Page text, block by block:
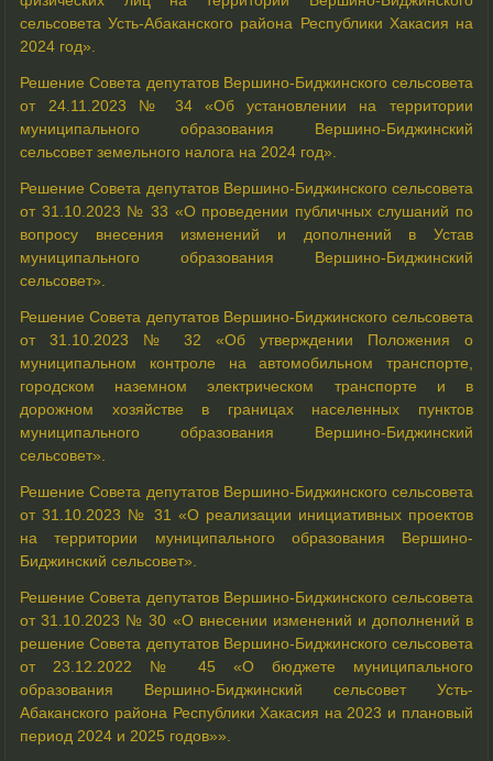
сельсовета Усть-Абаканского района Республики Хакасия на
2024 год».
Решение Совета депутатов Вершино-Биджинского сельсовета
от 24.11.2023 № 34 «Об установлении на территории
муниципального образования Вершино-Биджинский
сельсовет земельного налога на 2024 год».
Решение Совета депутатов Вершино-Биджинскогосельсовета
от 31.10.2023 № 33 «О проведении публичных слушаний по
вопросу внесения изменений и дополнений в Устав
муниципального образования Вершино-Биджинский
сельсовет».
Решение Совета депутатов Вершино-Биджинскогосельсовета
от 31.10.2023 № 32 «Об утверждении Положения о
муниципальном контроле на автомобильном транспорте,
городском наземном электрическом транспорте и в
дорожном хозяйстве в границах населенных пунктов
муниципального образования Вершино-Биджинский
сельсовет».
Решение Совета депутатов Вершино-Биджинского сельсовета
от 31.10.2023 № 31 «О реализации инициативных проектов
на территории муниципального образования Вершино-
Биджинский сельсовет».
Решение Совета депутатов Вершино-Биджинскогосельсовета
от 31.10.2023 № 30 «О внесении изменений и дополнений в
решение Совета депутатов Вершино-Биджинского сельсовета
от 23.12.2022 № 45 «О бюджете муниципального
образования Вершино-Биджинский сельсовет Усть-
Абаканского района Республики Хакасия на 2023 и плановый
период 2024 и 2025 годов»».